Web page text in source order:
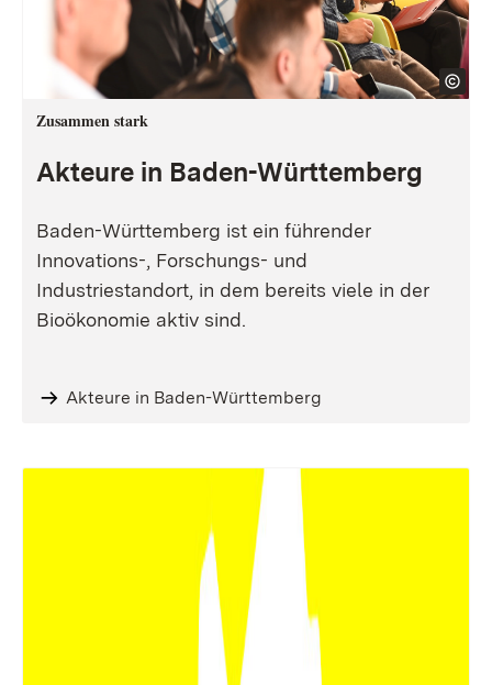
Zusammen stark
Akteure in Baden-Württemberg
Baden-Württemberg ist ein führender
Innovations-, Forschungs- und
Industriestandort, in dem bereits viele in der
Bioökonomie aktiv sind.
Akteure in Baden-Württemberg